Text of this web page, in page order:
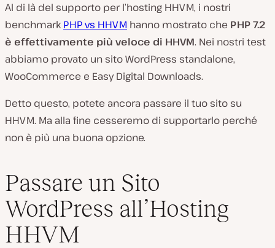
Al di là del supporto per l’hosting HHVM, i nostri
benchmark PHP vs HHVM hanno mostrato che PHP 7.2
è effettivamente più veloce di HHVM. Nei nostri test
abbiamo provato un sito WordPress standalone,
WooCommerce e Easy Digital Downloads.
Detto questo, potete ancora passare il tuo sito su
HHVM. Ma alla fine cesseremo di supportarlo perché
non è più una buona opzione.
Passare un Sito
WordPress all’Hosting
HHVM